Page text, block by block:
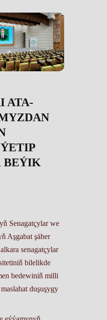
ATA-
BEÝIK
Senagatçylar we
Aşgabat şäher
senagatçylar
bilelikde
bedewiniň milli
duşuşygy